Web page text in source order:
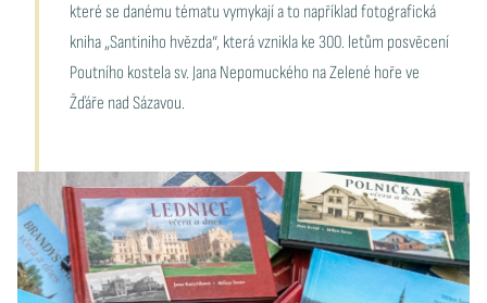
které se danému tématu vymykají a to například fotografická
kniha „Santiniho hvězda“, která vznikla ke 300. letům posvěcení
Poutního kostela sv. Jana Nepomuckého na Zelené hoře ve
Žďáře nad Sázavou.